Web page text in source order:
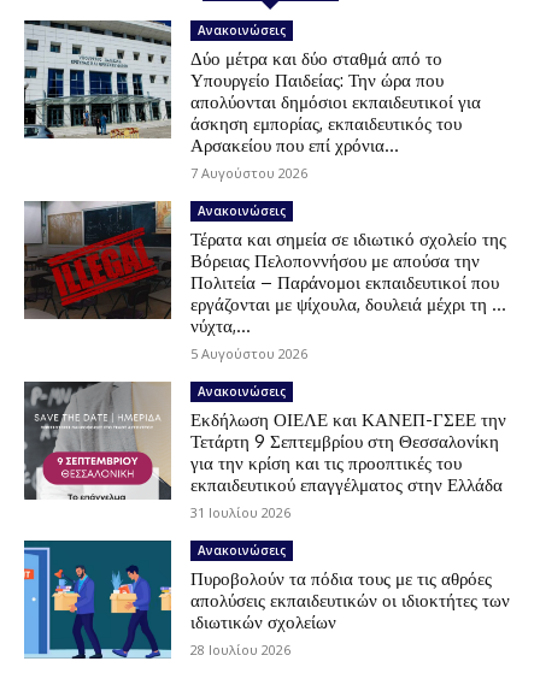
Ανακοινώσεις
Δύο μέτρα και δύο σταθμά από το
Υπουργείο Παιδείας: Την ώρα που
απολύονται δημόσιοι εκπαιδευτικοί για
άσκηση εμπορίας, εκπαιδευτικός του
Αρσακείου που επί χρόνια...
7 Αυγούστου 2026
Ανακοινώσεις
Τέρατα και σημεία σε ιδιωτικό σχολείο της
Βόρειας Πελοποννήσου με απούσα την
Πολιτεία – Παράνομοι εκπαιδευτικοί που
εργάζονται με ψίχουλα, δουλειά μέχρι τη …
νύχτα,...
5 Αυγούστου 2026
Ανακοινώσεις
Εκδήλωση ΟΙΕΛΕ και ΚΑΝΕΠ-ΓΣΕΕ την
Τετάρτη 9 Σεπτεμβρίου στη Θεσσαλονίκη
για την κρίση και τις προοπτικές του
εκπαιδευτικού επαγγέλματος στην Ελλάδα
31 Ιουλίου 2026
Ανακοινώσεις
Πυροβολούν τα πόδια τους με τις αθρόες
απολύσεις εκπαιδευτικών οι ιδιοκτήτες των
ιδιωτικών σχολείων
28 Ιουλίου 2026